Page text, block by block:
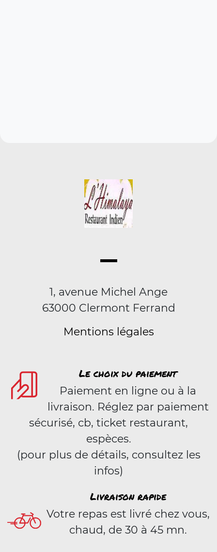
1, avenue Michel Ange
63000 Clermont Ferrand
Mentions légales
Le choix du paiement
Paiement en ligne ou à la
livraison. Réglez par paiement
sécurisé, cb, ticket restaurant,
espèces.
(pour plus de détails, consultez les
infos)
Livraison rapide
Votre repas est livré chez vous,
chaud, de 30 à 45 mn.